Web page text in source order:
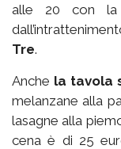
alle 20 con la
Tre.
Anche la tavola
melanzane alla
lasagne alla
cena è di 25